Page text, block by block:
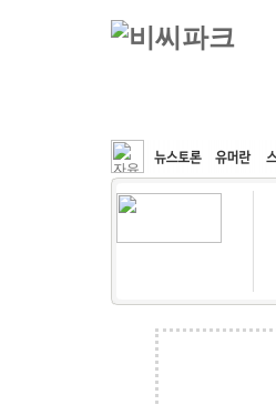
커뮤니티 속도패치